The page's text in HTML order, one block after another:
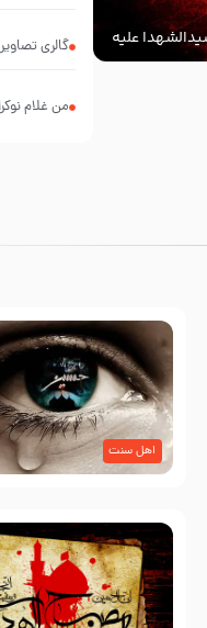
علیه
گالری
من غلام
اهل سنت